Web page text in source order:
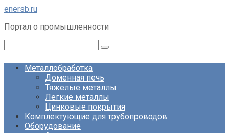
Перейти
контенту
enersb.ru
Портал о промышленности
Металлобработка
Доменная печь
Тяжелые металлы
Легкие металлы
Цинковые покрытия
Комплектующие для трубопроводов
Оборудование